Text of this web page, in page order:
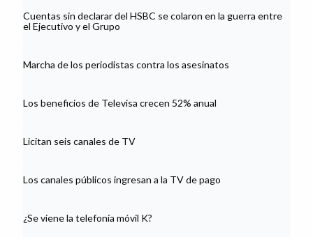
Cuentas sin declarar del HSBC se colaron en la guerra entre
el Ejecutivo y el Grupo
Marcha de los periodistas contra los asesinatos
Los beneficios de Televisa crecen 52% anual
Licitan seis canales de TV
Los canales públicos ingresan a la TV de pago
¿Se viene la telefonía móvil K?